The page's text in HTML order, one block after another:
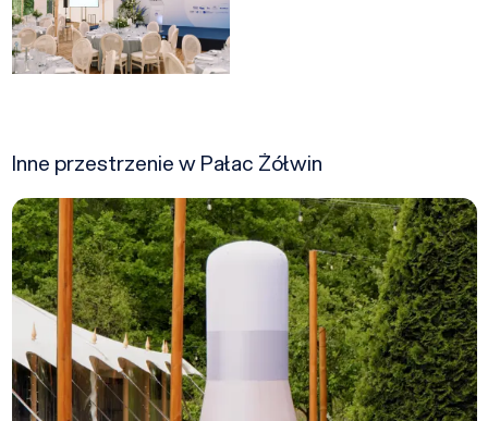
Inne przestrzenie w Pałac Żółwin